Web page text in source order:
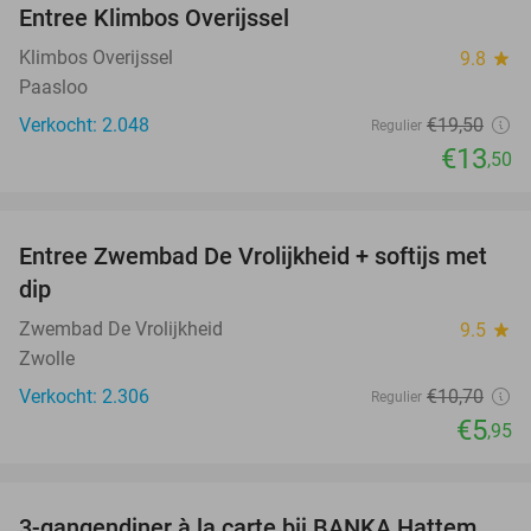
Entree Klimbos Overijssel
Klimbos Overijssel 9.8 star
Paasloo
Verkocht: 2.048
Regulier €19,50
€13,50
44%
Entree Zwembad De Vrolijkheid + softijs met
dip
Zwembad De Vrolijkheid 9.5 star
Zwolle
Verkocht: 2.306
Regulier €10,70
€5,95